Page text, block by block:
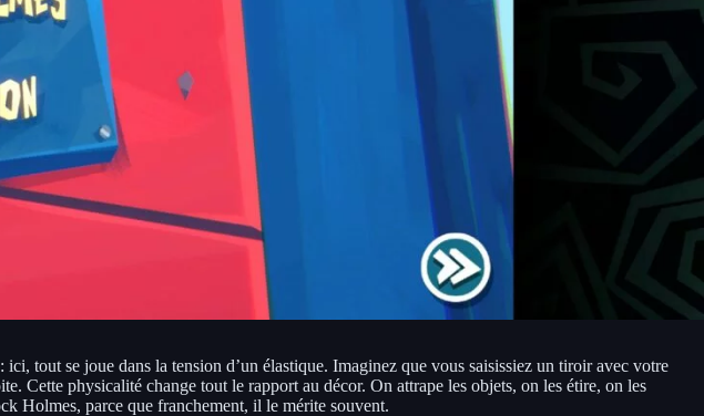
tout se joue dans la tension d’un élastique. Imaginez que vous saisissiez un tiroir avec votre
Cette physicalité change tout le rapport au décor. On attrape les objets, on les étire, on les
Holmes, parce que franchement, il le mérite souvent.